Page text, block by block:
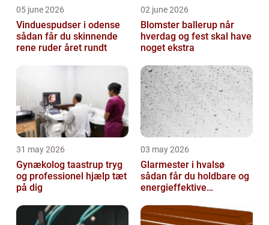
05 june 2026
Vinduespudser i odense
sådan får du skinnende
rene ruder året rundt
02 june 2026
Blomster ballerup når
hverdag og fest skal have
noget ekstra
31 may 2026
Gynækolog taastrup tryg
og professionel hjælp tæt
på dig
03 may 2026
Glarmester i hvalsø
sådan får du holdbare og
energieffektive